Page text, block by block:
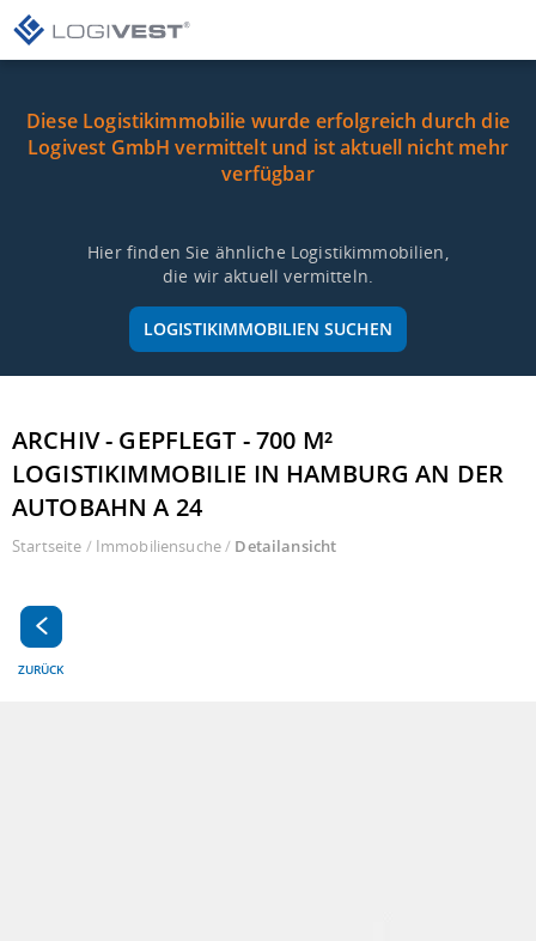
Diese Logistikimmobilie wurde erfolgreich durch die
Logivest GmbH vermittelt und ist aktuell nicht mehr
verfügbar
Hier finden Sie ähnliche Logistikimmobilien,
die wir aktuell vermitteln.
LOGISTIKIMMOBILIEN SUCHEN
ARCHIV - GEPFLEGT - 700 M²
LOGISTIKIMMOBILIE IN HAMBURG AN DER
AUTOBAHN A 24
Startseite / Immobiliensuche/ Detailansicht
ZURÜCK